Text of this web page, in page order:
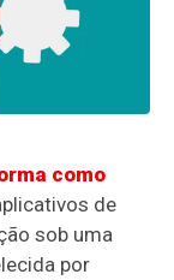
como
de
sob uma
por